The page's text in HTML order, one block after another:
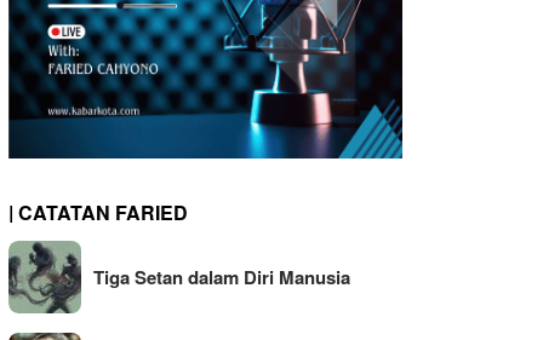
| CATATAN FARIED
Tiga Setan dalam Diri Manusia